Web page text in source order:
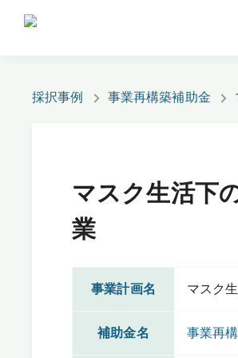
採択事例 事業再構築補助金
マスク生活下
業
事業計画名 マスク
補助金名 事業再